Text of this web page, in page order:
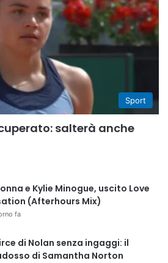
Sport
salterà anche
e Kylie Minogue, uscito Love
(Afterhours Mix)
fa
di Nolan senza ingaggi: il
di Samantha Norton